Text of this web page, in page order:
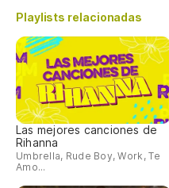
Playlists relacionadas
Las mejores canciones de
Rihanna
Umbrella, Rude Boy, Work, Te
Amo...